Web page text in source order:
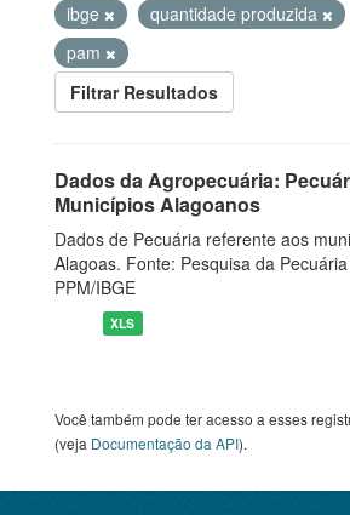
ibge
quantidade produzida
pam
Filtrar Resultados
Dados da Agropecuária:
Municípios Alagoanos
Dados de Pecuária referente aos
Alagoas. Fonte: Pesquisa da
PPM/IBGE
XLS
Você também pode ter acesso a esses
(veja Documentação da API).